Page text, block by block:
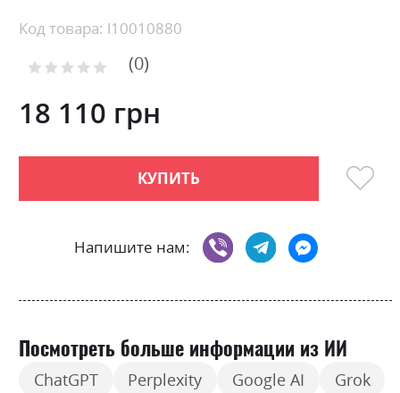
beginning
the
gallery
Код товара: l10010880
Рейтинг: 0
18 110 грн
КУПИТЬ
Напишите нам:
Посмотреть больше информации из ИИ
ChatGPT Perplexity Google AI Grok